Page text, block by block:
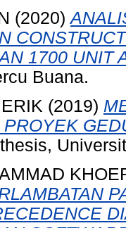
(2020)
1700 UNIT
Buana.
(2019)